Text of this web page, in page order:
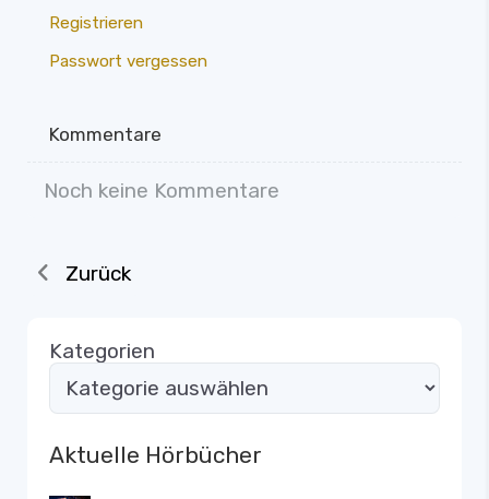
Kategorien
Aktuelle Hörbücher
Registrieren
Passwort vergessen
Kommentare
Noch keine Kommentare
Zurück